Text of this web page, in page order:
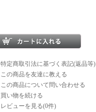
特定商取引法に基づく表記(返品等)
この商品を友達に教える
この商品について問い合わせる
買い物を続ける
レビューを見る(0件)